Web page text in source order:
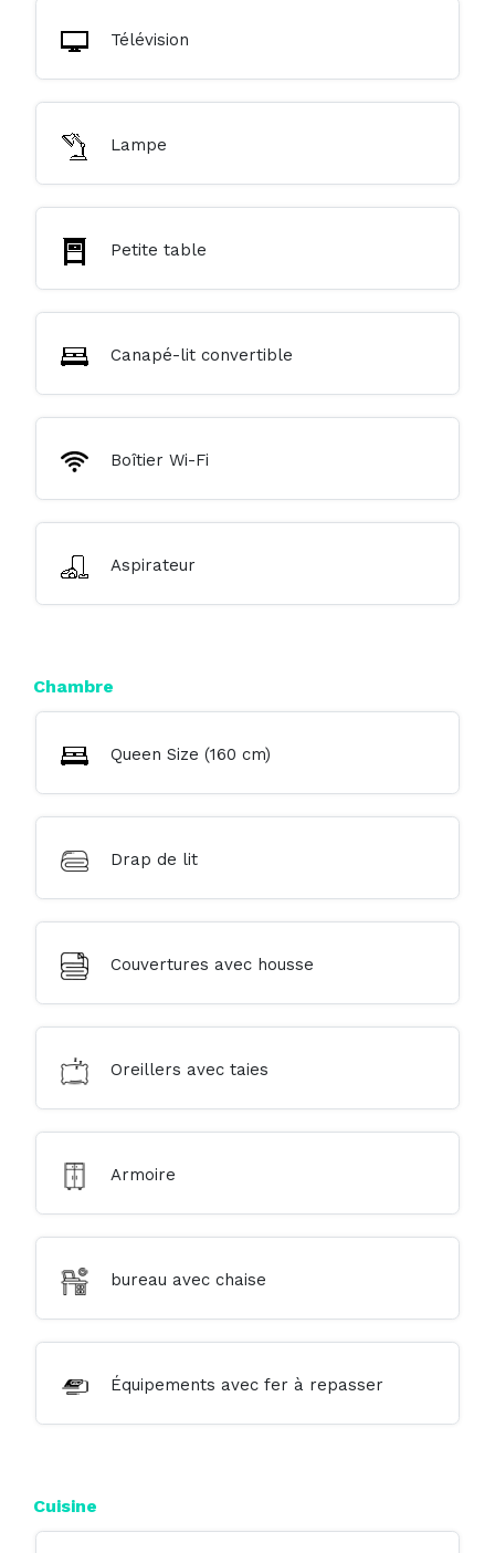
Télévision
Lampe
Petite table
Canapé-lit convertible
Boîtier Wi-Fi
Aspirateur
Chambre
Queen Size (160 cm)
Drap de lit
Couvertures avec housse
Oreillers avec taies
Armoire
bureau avec chaise
Équipements avec fer à repasser
Cuisine